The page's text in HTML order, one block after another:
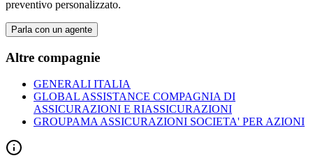
preventivo personalizzato.
Parla con un agente
Altre compagnie
GENERALI ITALIA
GLOBAL ASSISTANCE COMPAGNIA DI
ASSICURAZIONI E RIASSICURAZIONI
GROUPAMA ASSICURAZIONI SOCIETA' PER AZIONI